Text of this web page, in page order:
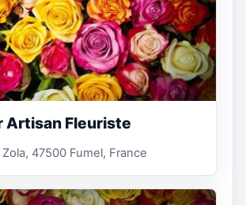
Artisan Fleuriste
Zola, 47500 Fumel, France